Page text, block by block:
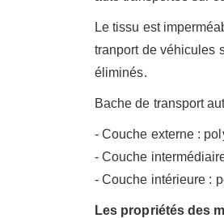
Le tissu est
tranport de véhicules
éliminés.
Bache de transport
- Couche externe :
- Couche
- Couche intérieure :
Les propriétés des